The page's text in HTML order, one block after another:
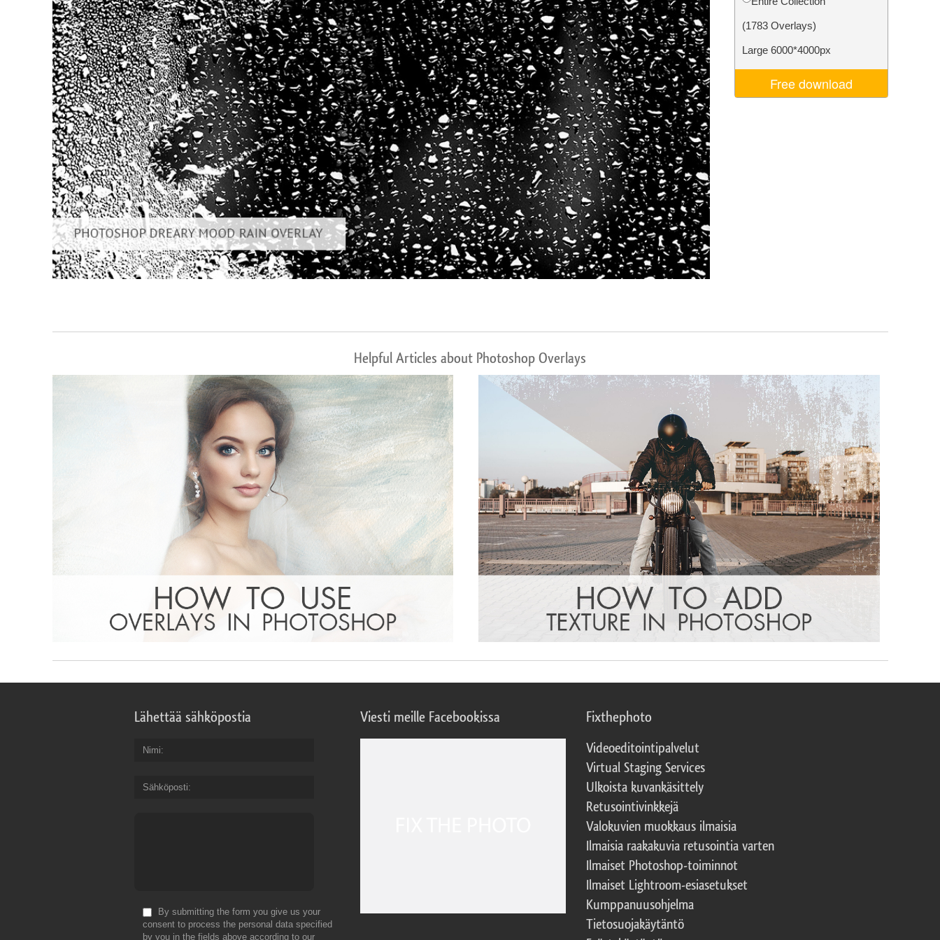
Tuotteen valokuvien muokkaus Korujen valokuvien muokkaus AI-koulutusdata Video Editing Services
(1783 Overlays)
Large 6000*4000px
Free download
Helpful Articles about Photoshop Overlays
Lähettää sähköpostia
Nimi
Sähköposti
By submitting the form you give us your
consent to process the personal data specified
by you in the fields above according to our
Viesti meille Facebookissa Fixthephoto
Videoeditointipalvelut
Virtual Staging Services
Ulkoista kuvankäsittely
Retusointivinkkejä
Valokuvien muokkaus ilmaisia
Ilmaisia raakakuvia retusointia varten
Ilmaiset Photoshop-toiminnot
Ilmaiset Lightroom-esiasetukset
Kumppanuusohjelma
Tietosuojakäytäntö